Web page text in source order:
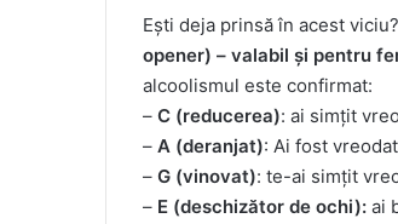
Ești deja prinsă în acest
opener) – valabil și pentru
alcoolismul este confirmat:
– C (reducerea): ai simțit
– A (deranjat): Ai fost
– G (vinovat): te-ai simțit
– E (deschizător de ochi): ai